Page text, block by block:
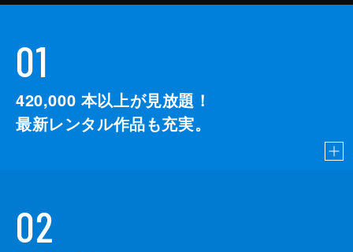
01
420,000 本以上が見放題！
最新レンタル作品も充実。
02